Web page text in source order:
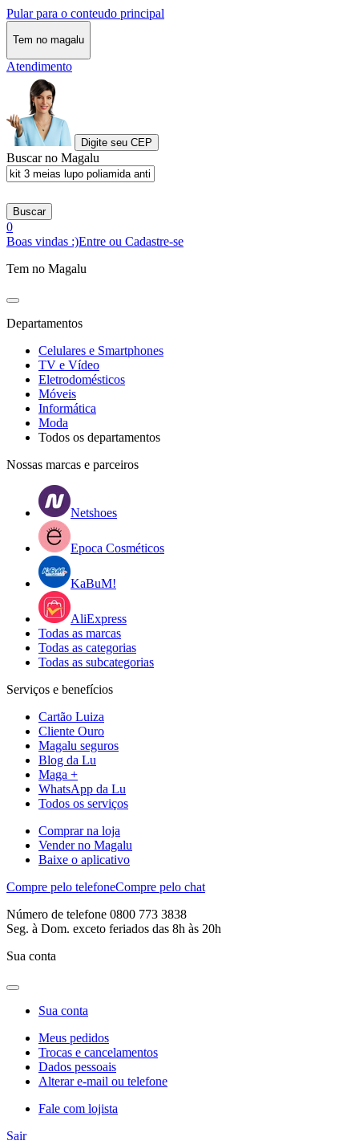
Pular para o conteudo principal
Tem no magalu
Atendimento
Digite seu CEP
Buscar no Magalu
Buscar
0
Boas vindas :)Entre ou Cadastre-se
Tem no Magalu
Departamentos
Celulares e Smartphones
TV e Vídeo
Eletrodomésticos
Móveis
Informática
Moda
Todos os departamentos
Nossas marcas e parceiros
Netshoes
Epoca Cosméticos
KaBuM!
AliExpress
Todas as marcas
Todas as categorias
Todas as subcategorias
Serviços e benefícios
Cartão Luiza
Cliente Ouro
Magalu seguros
Blog da Lu
Maga +
WhatsApp da Lu
Todos os serviços
Comprar na loja
Vender no Magalu
Baixe o aplicativo
Compre pelo telefoneCompre pelo chat
Número de telefone 0800 773 3838
Seg. à Dom. exceto feriados das 8h às 20h
Sua conta
Sua conta
Meus pedidos
Trocas e cancelamentos
Dados pessoais
Alterar e-mail ou telefone
Fale com lojista
Sair